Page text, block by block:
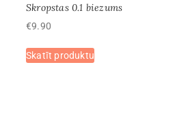
page
Skropstas 0.1 biezums
€9.90
Skatīt produktuproduct